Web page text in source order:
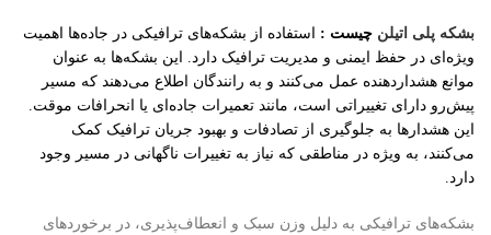
بشکه پلی اتیلن چیست : استفاده از بشکه‌های ترافیکی در جاده‌ها اهمیت
ویژه‌ای در حفظ ایمنی و مدیریت ترافیک دارد. این بشکه‌ها به عنوان
موانع هشداردهنده عمل می‌کنند و به رانندگان اطلاع می‌دهند که مسیر
پیش‌رو دارای تغییراتی است، مانند تعمیرات جاده‌ای یا انحرافات موقت.
این هشدارها به جلوگیری از تصادفات و بهبود جریان ترافیک کمک
می‌کنند، به ویژه در مناطقی که نیاز به تغییرات ناگهانی در مسیر وجود
دارد.
بشکه‌های ترافیکی به دلیل وزن سبک و انعطاف‌پذیری، در برخوردهای